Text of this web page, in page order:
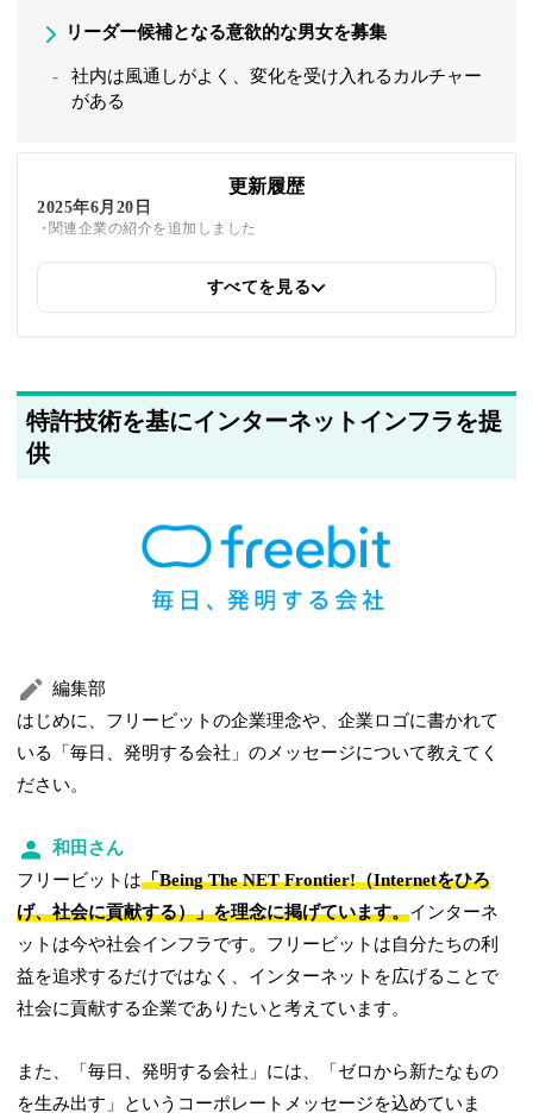
リーダー候補となる意欲的な男女を募集
社内は風通しがよく、変化を受け入れるカルチャー
がある
更新履歴
2025年6月20日
関連企業の紹介を追加しました
筆者情報を更新しました
すべてを見る
特許技術を基にインターネットインフラを提
供
編集部
はじめに、フリービットの企業理念や、企業ロゴに書かれて
いる「毎日、発明する会社」のメッセージについて教えてく
ださい。
和田さん
フリービットは「Being The NET Frontier!（Internetをひろ
げ、社会に貢献する）」を理念に掲げています。インターネ
ットは今や社会インフラです。フリービットは自分たちの利
益を追求するだけではなく、インターネットを広げることで
社会に貢献する企業でありたいと考えています。
また、「毎日、発明する会社」には、「ゼロから新たなもの
を生み出す」というコーポレートメッセージを込めていま